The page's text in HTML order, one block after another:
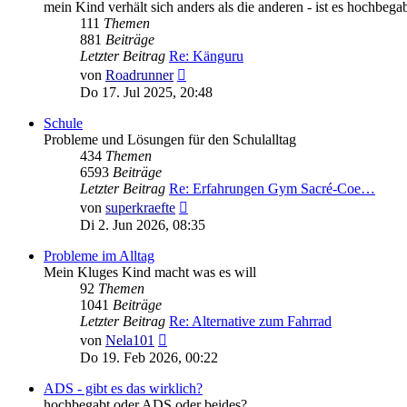
mein Kind verhält sich anders als die anderen - ist es
111 Themen
881 Beiträge
Letzter Beitrag Re: Känguru
von Roadrunner
Beitrag
Do 17. Jul 2025, 20:48
Schule
Probleme und Lösungen für den Schulalltag
434 Themen
6593 Beiträge
Letzter Beitrag Re: Erfahrungen Gym Sacré-Coe…
von superkraefte
Beitrag
Di 2. Jun 2026, 08:35
Probleme im Alltag
Mein Kluges Kind macht was es will
92 Themen
1041 Beiträge
Letzter Beitrag Re: Alternative zum Fahrrad
von Nela101
Beitrag
Do 19. Feb 2026, 00:22
ADS - gibt es das wirklich?